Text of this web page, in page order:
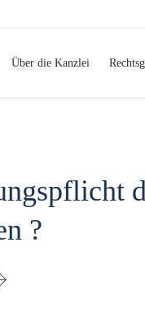
Über die Kanzlei
?